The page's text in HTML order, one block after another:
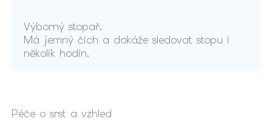
Výborný stopař.
Má jemný čich a dokáže sledovat stopu i
několik hodin.
Péče o srst a vzhled